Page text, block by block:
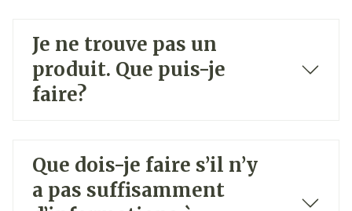
Je ne trouve pas un
produit. Que puis-je
faire?
Que dois-je faire s’il n’y
a pas suffisamment